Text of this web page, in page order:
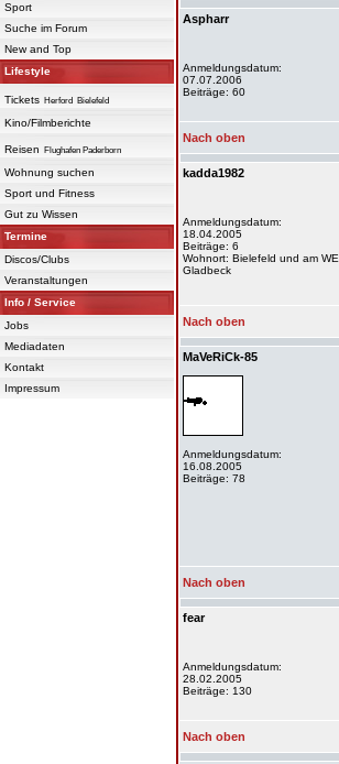
Sport
Suche im Forum
New and Top
Lifestyle
Tickets Herford Bielefeld
Kino/Filmberichte
Reisen Flughafen Paderborn
Wohnung suchen
Sport und Fitness
Gut zu Wissen
Termine
Discos/Clubs
Veranstaltungen
Info / Service
Jobs
Mediadaten
Kontakt
Impressum
Aspharr
Anmeldungsdatum:
07.07.2006
Beiträge: 60
Nach oben
kadda1982
Anmeldungsdatum:
18.04.2005
Beiträge: 6
Wohnort: Bielefeld und am WE
Gladbeck
Nach oben
MaVeRiCk-85
Anmeldungsdatum:
16.08.2005
Beiträge: 78
Nach oben
fear
Anmeldungsdatum:
28.02.2005
Beiträge: 130
Nach oben